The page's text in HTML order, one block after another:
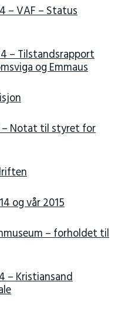
– VAF – Status
– Tilstandsrapport
og Emmaus
– Notat til styret for
og vår 2015
– forholdet til
– Kristiansand